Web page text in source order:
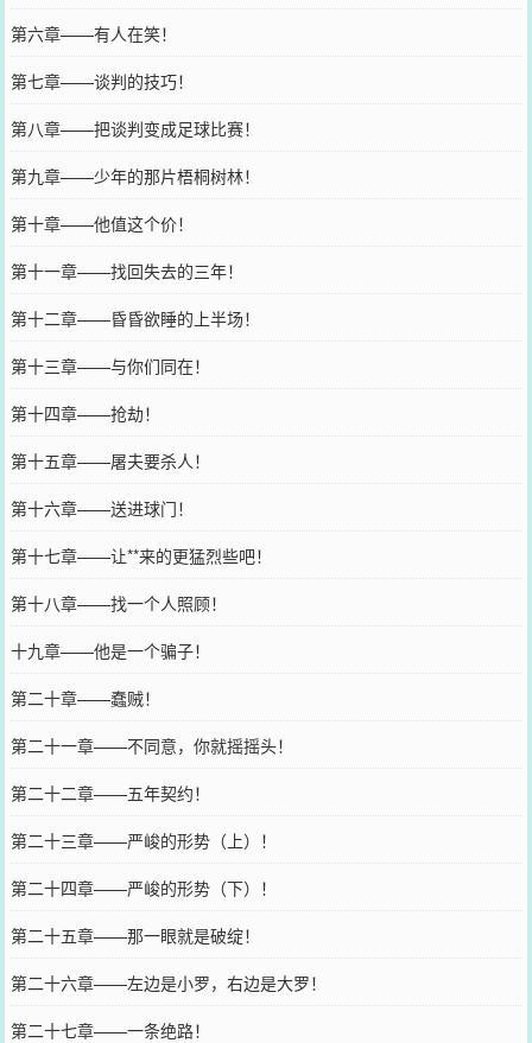
第六章——有人在笑！
第七章——谈判的技巧！
第八章——把谈判变成足球比赛！
第九章——少年的那片梧桐树林！
第十章——他值这个价！
第十一章——找回失去的三年！
第十二章——昏昏欲睡的上半场！
第十三章——与你们同在！
第十四章——抢劫！
第十五章——屠夫要杀人！
第十六章——送进球门！
第十七章——让**来的更猛烈些吧！
第十八章——找一个人照顾！
十九章——他是一个骗子！
第二十章——蠢贼！
第二十一章——不同意，你就摇摇头！
第二十二章——五年契约！
第二十三章——严峻的形势（上）！
第二十四章——严峻的形势（下）！
第二十五章——那一眼就是破绽！
第二十六章——左边是小罗，右边是大罗！
第二十七章——一条绝路！